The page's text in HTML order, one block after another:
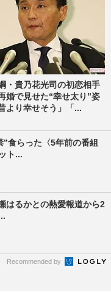
・貴乃花光司の初恋相手
婚で見せた“幸せ太り”姿
より幸せそう」「...
食らった〈5年前の番組
ト...
はるかとの熱愛報道から2
Recommended by